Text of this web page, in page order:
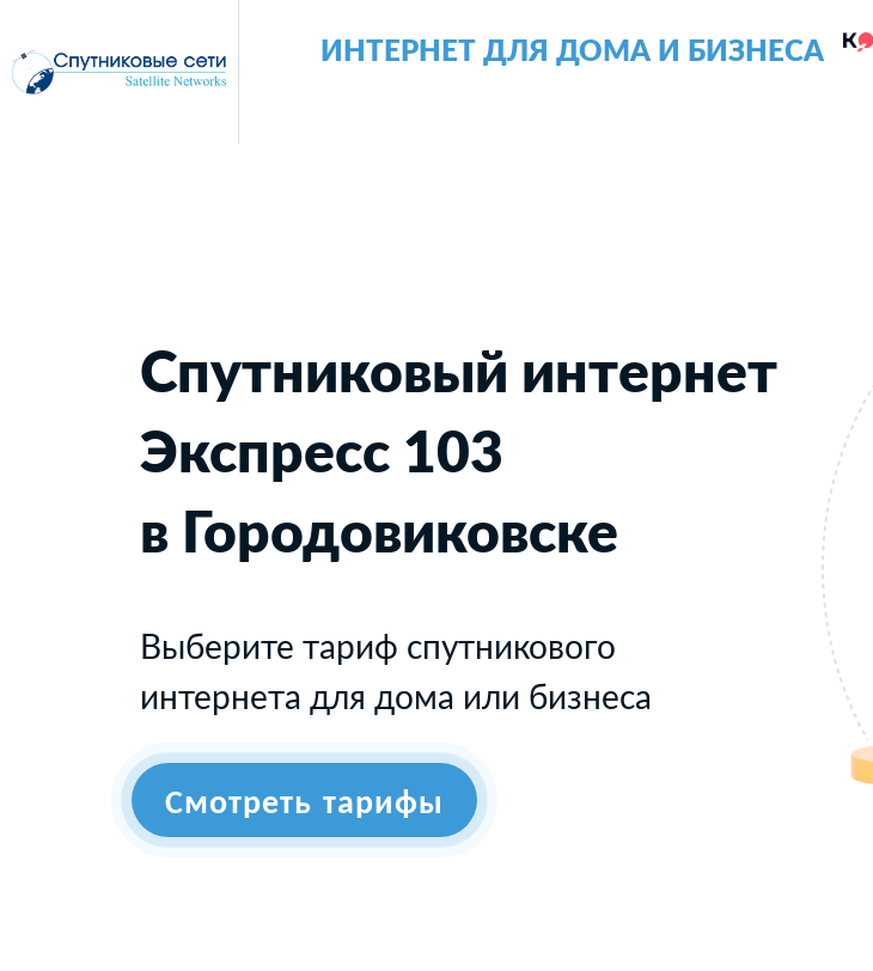
ИНТЕРНЕТ ДЛЯ ДОМА И БИЗНЕСА
Спутниковый интернет
Экспресс 103
в Городовиковске
Выберите тариф спутникового
интернета для дома или бизнеса
Смотреть тарифы